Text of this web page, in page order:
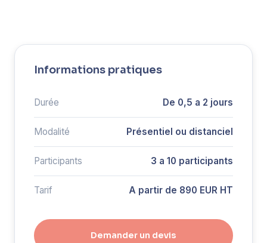
Informations pratiques
Durée De 0,5 a 2 jours
Modalité Présentiel ou distanciel
Participants 3 a 10 participants
Tarif A partir de 890 EUR HT
Demander un devis